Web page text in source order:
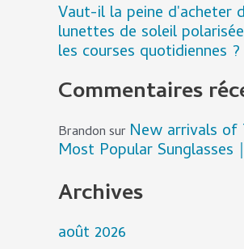
Vaut-il la peine d'acheter
lunettes de soleil
les courses quotidiennes ?
Commentaires
Brandonsur New arrivals of
Most Popular Sunglasses
Archives
août 2026